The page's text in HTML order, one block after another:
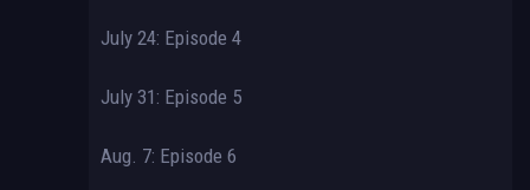
July 24: Episode 4
July 31: Episode 5
Aug. 7: Episode 6